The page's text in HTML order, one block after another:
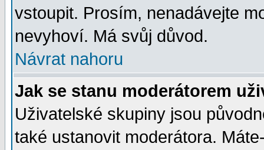
vstoupit. Prosím, nenadávejte
nevyhoví. Má svůj důvod.
Návrat nahoru
Jak se stanu moderátorem
Uživatelské skupiny jsou
také ustanovit moderátora.